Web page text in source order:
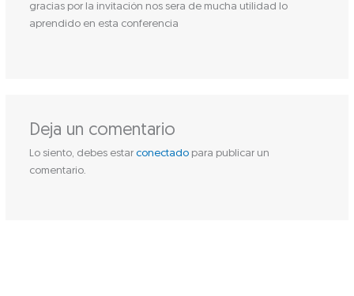
gracias por la invitación nos sera de mucha utilidad lo
aprendido en esta conferencia
Deja un comentario
Lo siento, debes estar conectadopara publicar un
comentario.